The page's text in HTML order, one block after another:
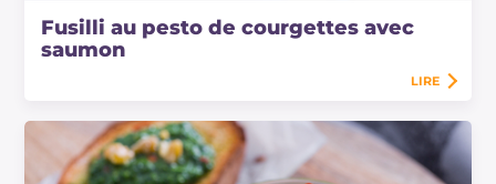
Fusilli au pesto de courgettes avec
saumon
LIRE